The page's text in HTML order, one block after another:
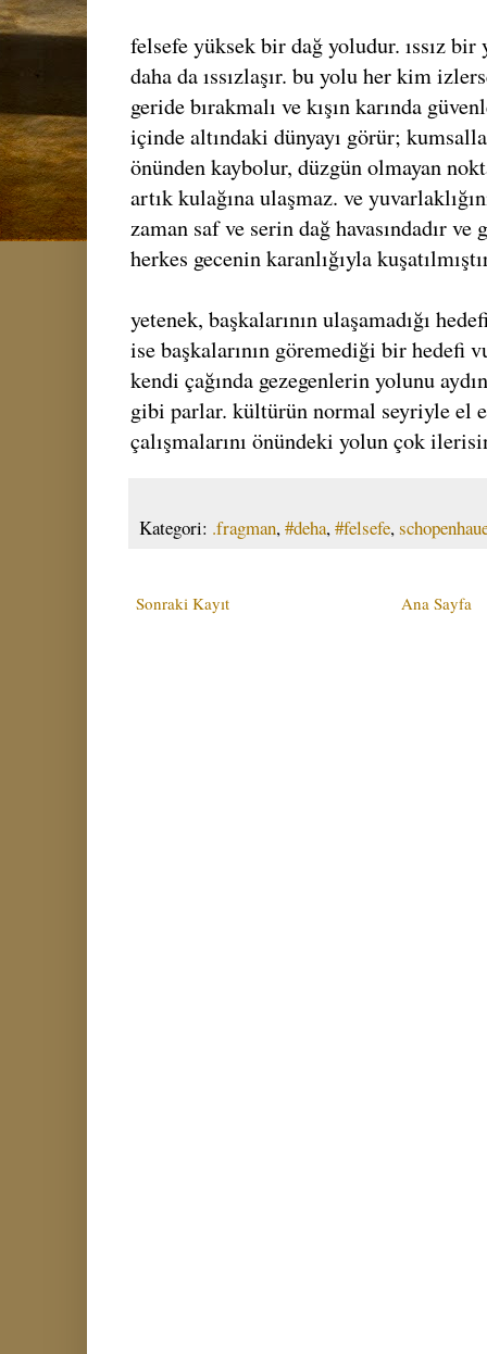
felsefe yüksek bir dağ yoludur. ıssız bir
daha da ıssızlaşır. bu yolu her kim
geride bırakmalı ve kışın karında
içinde altındaki dünyayı görür;
önünden kaybolur, düzgün olmayan
artık kulağına ulaşmaz. ve
zaman saf ve serin dağ havasındadır ve
herkes gecenin karanlığıyla
yetenek, başkalarının ulaşamadığı
ise başkalarının göremediği bir hedefi
kendi çağında gezegenlerin yolunu
gibi parlar. kültürün normal seyriyle el
çalışmalarını önündeki yolun çok
Kategori: .fragman,#deha,#felsefe,
Sonraki Kayıt Ana Sayfa